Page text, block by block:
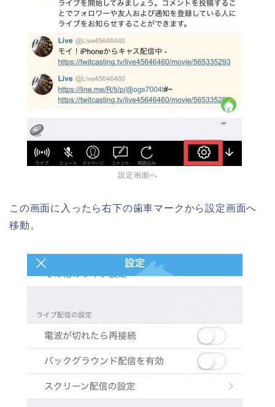
設定画面へ
この画面に入ったら右下の歯車マークから設定画面へ
移動。